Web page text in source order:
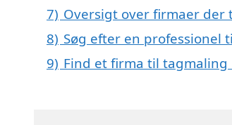
7) Oversigt over firmaer der
8) Søg efter en professionel
9) Find et firma til